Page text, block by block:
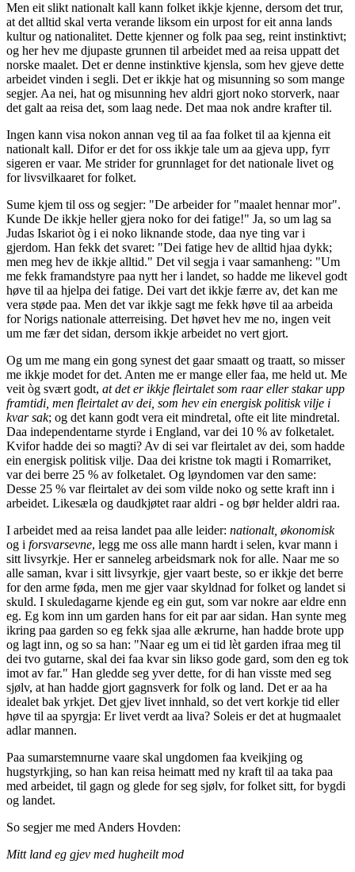
Men eit slikt nationalt kall kann folket ikkje kjenne, dersom det trur,
at det alltid skal verta verande liksom ein urpost for eit anna lands
kultur og nationalitet. Dette kjenner og folk paa seg, reint instinktivt;
og her hev me djupaste grunnen til arbeidet med aa reisa uppatt det
norske maalet. Det er denne instinktive kjensla, som hev gjeve dette
arbeidet vinden i segli. Det er ikkje hat og misunning so som mange
segjer. Aa nei, hat og misunning hev aldri gjort noko storverk, naar
det galt aa reisa det, som laag nede. Det maa nok andre krafter til.
Ingen kann visa nokon annan veg til aa faa folket til aa kjenna eit
nationalt kall. Difor er det for oss ikkje tale um aa gjeva upp, fyrr
sigeren er vaar. Me strider for grunnlaget for det nationale livet og
for livsvilkaaret for folket.
Sume kjem til oss og segjer: "De arbeider for "maalet hennar mor".
Kunde De ikkje heller gjera noko for dei fatige!" Ja, so um lag sa
Judas Iskariot òg i ei noko liknande stode, daa nye ting var i
gjerdom. Han fekk det svaret: "Dei fatige hev de alltid hjaa dykk;
men meg hev de ikkje alltid." Det vil segja i vaar samanheng: "Um
me fekk framandstyre paa nytt her i landet, so hadde me likevel godt
høve til aa hjelpa dei fatige. Dei vart det ikkje færre av, det kan me
vera støde paa. Men det var ikkje sagt me fekk høve til aa arbeida
for Norigs nationale atterreising. Det høvet hev me no, ingen veit
um me fær det sidan, dersom ikkje arbeidet no vert gjort.
Og um me mang ein gong synest det gaar smaatt og traatt, so misser
me ikkje modet for det. Anten me er mange eller faa, me held ut. Me
veit òg svært godt, at det er ikkje fleirtalet som raar eller stakar upp
framtidi, men fleirtalet av dei, som hev ein energisk politisk vilje i
kvar sak; og det kann godt vera eit mindretal, ofte eit lite mindretal.
Daa independentarne styrde i England, var dei 10 % av folketalet.
Kvifor hadde dei so magti? Av di sei var fleirtalet av dei, som hadde
ein energisk politisk vilje. Daa dei kristne tok magti i Romarriket,
var dei berre 25 % av folketalet. Og løyndomen var den same:
Desse 25 % var fleirtalet av dei som vilde noko og sette kraft inn i
arbeidet. Likesæla og daudkjøtet raar aldri - og bør helder aldri raa.
I arbeidet med aa reisa landet paa alle leider: nationalt, økonomisk
og i forsvarsevne, legg me oss alle mann hardt i selen, kvar mann i
sitt livsyrkje. Her er sanneleg arbeidsmark nok for alle. Naar me so
alle saman, kvar i sitt livsyrkje, gjer vaart beste, so er ikkje det berre
for den arme føda, men me gjer vaar skyldnad for folket og landet si
skuld. I skuledagarne kjende eg ein gut, som var nokre aar eldre enn
eg. Eg kom inn um garden hans for eit par aar sidan. Han synte meg
ikring paa garden so eg fekk sjaa alle ækrurne, han hadde brote upp
og lagt inn, og so sa han: "Naar eg um ei tid lèt garden ifraa meg til
dei tvo gutarne, skal dei faa kvar sin likso gode gard, som den eg tok
imot av far." Han gledde seg yver dette, for di han visste med seg
sjølv, at han hadde gjort gagnsverk for folk og land. Det er aa ha
idealet bak yrkjet. Det gjev livet innhald, so det vert korkje tid eller
høve til aa spyrgja: Er livet verdt aa liva? Soleis er det at hugmaalet
adlar mannen.
Paa sumarstemnurne vaare skal ungdomen faa kveikjing og
hugstyrkjing, so han kan reisa heimatt med ny kraft til aa taka paa
med arbeidet, til gagn og glede for seg sjølv, for folket sitt, for bygdi
og landet.
So segjer me med Anders Hovden:
Mitt land eg gjev med hugheilt mod